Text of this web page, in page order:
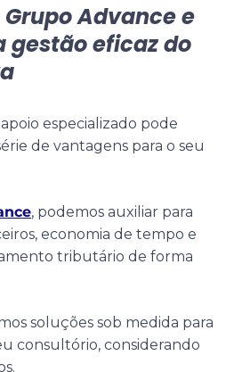
Advance e
gestão eficaz do
especializado pode
de vantagens para o seu
, podemos auxiliar para
economia de tempo e
tributário de forma
soluções sob medida para
consultório, considerando